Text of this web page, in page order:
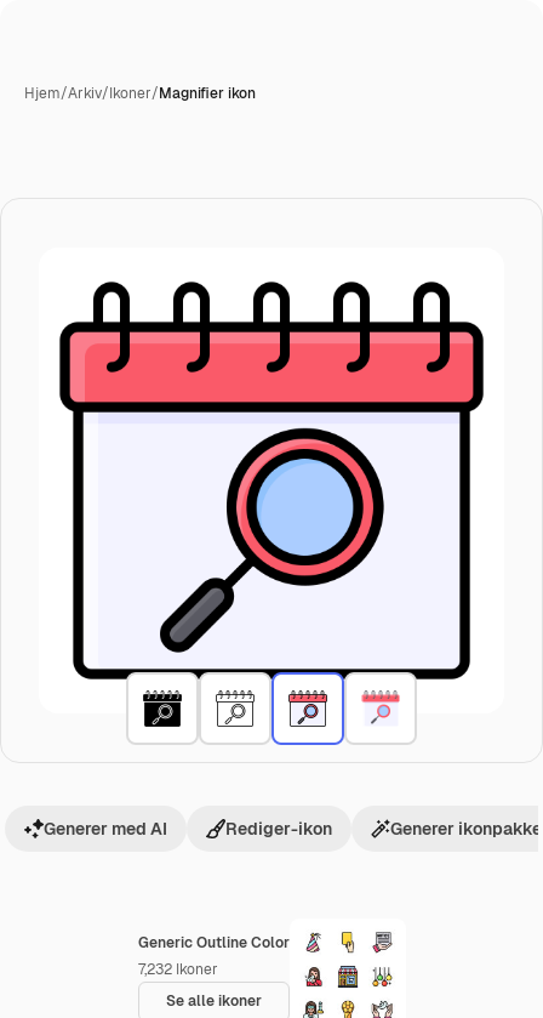
Hjem/Arkiv/Ikoner/Magnifier ikon
Generic Outline Color
7,232 Ikoner
Se alle ikoner
Generer med AI Rediger-ikon Generer ikonpakke